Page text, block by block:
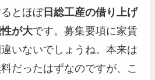
とほぼ日総工産の借り上げ
が大です。募集要項に家賃
いないでしょうね。本来は
だったはずなのですが、こ